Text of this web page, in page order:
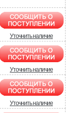
Уточнить наличие
Уточнить наличие
Уточнить наличие